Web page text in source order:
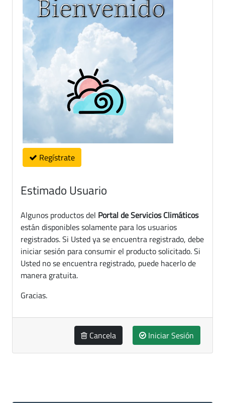
Regístrate
Estimado Usuario
Algunos productos del Portal de Servicios Climáticos
están disponibles solamente para los usuarios
registrados. Si Usted ya se encuentra registrado, debe
iniciar sesión para consumir el producto solicitado. Si
Usted no se encuentra registrado, puede hacerlo de
manera gratuita.
Gracias.
Cancela Iniciar Sesión